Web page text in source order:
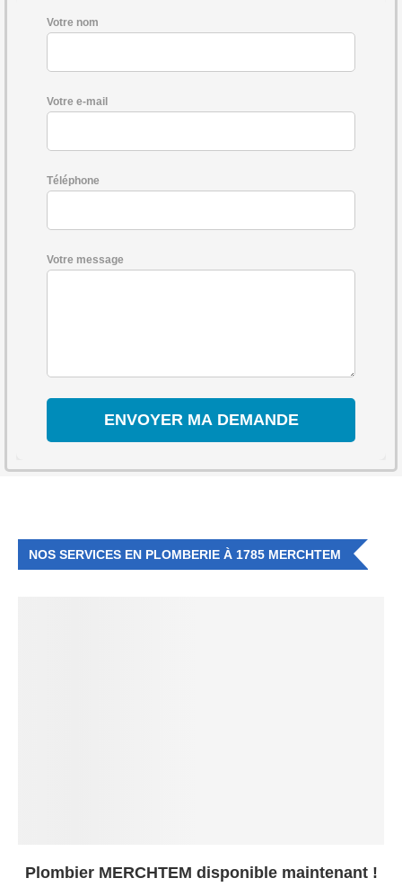
Votre nom
Votre e-mail
Téléphone
Votre message
NOS SERVICES EN PLOMBERIE À 1785 MERCHTEM
Plombier MERCHTEM disponible maintenant !